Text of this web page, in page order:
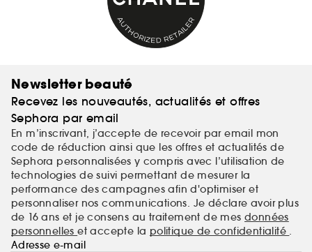
Newsletter beauté
Recevez les nouveautés, actualités et offres
Sephora par email
En m’inscrivant, j’accepte de recevoir par email mon
code de réduction ainsi que les offres et actualités de
Sephora personnalisées y compris avec l’utilisation de
technologies de suivi permettant de mesurer la
performance des campagnes afin d'optimiser et
personnaliser nos communications. Je déclare avoir plus
de 16 ans et je consens au traitement de mes données
personnelleset accepte la politique de confidentialité .
Adresse e-mail